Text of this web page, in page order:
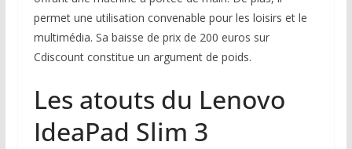
permet une utilisation convenable pour les loisirs et le
multimédia. Sa baisse de prix de 200 euros sur
Cdiscount constitue un argument de poids.
Les atouts du Lenovo
IdeaPad Slim 3